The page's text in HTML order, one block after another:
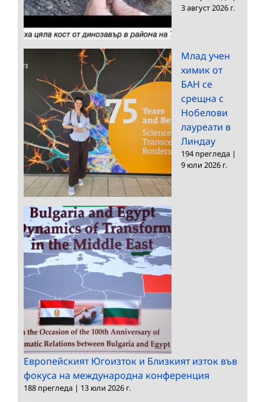
3 август 2026 г.
Млад учен
химик от
БАН се
срещна с
Нобелови
лауреати в
Линдау
194 прегледа |
9 юли 2026 г.
Европейският Югоизток и Близкият изток във
фокуса на международна конференция
188 прегледа | 13 юли 2026 г.